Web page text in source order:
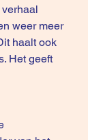
weer meer
haalt ook
Het geeft